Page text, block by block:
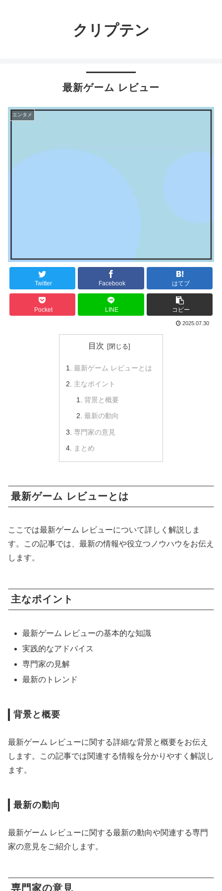
クリプテン
最新ゲーム レビュー
エンタメ
Twitter Facebook はてブ
Pocket LINE コピー
2025.07.30
目次
最新ゲーム レビューとは
主なポイント
背景と概要
最新の動向
専門家の意見
まとめ
最新ゲーム レビューとは
ここでは最新ゲーム レビューについて詳しく解説しま
す。この記事では、最新の情報や役立つノウハウをお伝え
します。
主なポイント
最新ゲーム レビューの基本的な知識
実践的なアドバイス
専門家の見解
最新のトレンド
背景と概要
最新ゲーム レビューに関する詳細な背景と概要をお伝え
します。この記事では関連する情報を分かりやすく解説し
ます。
最新の動向
最新ゲーム レビューに関する最新の動向や関連する専門
家の意見をご紹介します。
専門家の意見